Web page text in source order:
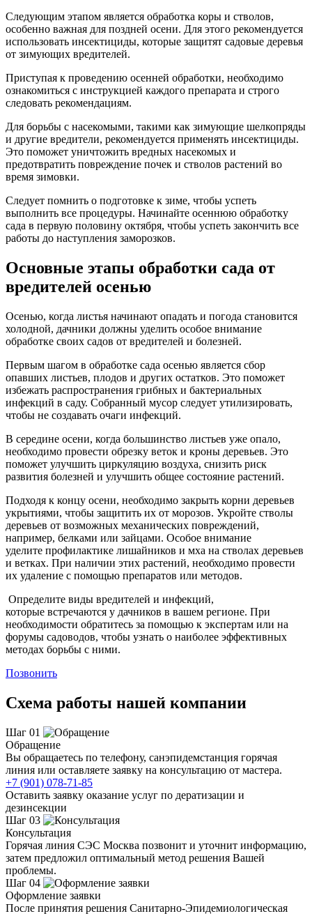
Следующим этапом является обработка коры и стволов,
особенно важная для поздней осени. Для этого рекомендуется
использовать инсектициды, которые защитят садовые деревья
от зимующих вредителей.
Приступая к проведению осенней обработки, необходимо
ознакомиться с инструкцией каждого препарата и строго
следовать рекомендациям.
Для борьбы с насекомыми, такими как зимующие шелкопряды
и другие вредители, рекомендуется применять инсектициды.
Это поможет уничтожить вредных насекомых и
предотвратить повреждение почек и стволов растений во
время зимовки.
Следует помнить о подготовке к зиме, чтобы успеть
выполнить все процедуры. Начинайте осеннюю обработку
сада в первую половину октября, чтобы успеть закончить все
работы до наступления заморозков.
Основные этапы обработки сада от
вредителей осенью
Осенью, когда листья начинают опадать и погода становится
холодной, дачники должны уделить особое внимание
обработке своих садов от вредителей и болезней.
Первым шагом в обработке сада осенью является сбор
опавших листьев, плодов и других остатков. Это поможет
избежать распространения грибных и бактериальных
инфекций в саду. Собранный мусор следует утилизировать,
чтобы не создавать очаги инфекций.
В середине осени, когда большинство листьев уже опало,
необходимо провести обрезку веток и кроны деревьев. Это
поможет улучшить циркуляцию воздуха, снизить риск
развития болезней и улучшить общее состояние растений.
Подходя к концу осени, необходимо закрыть корни деревьев
укрытиями, чтобы защитить их от морозов. Укройте стволы
деревьев от возможных механических повреждений,
например, белками или зайцами. Особое внимание
уделите профилактике лишайников и мха на стволах деревьев
и ветках. При наличии этих растений, необходимо провести
их удаление с помощью препаратов или методов.
Определите виды вредителей и инфекций,
которые встречаются у дачников в вашем регионе. При
необходимости обратитесь за помощью к экспертам или на
форумы садоводов, чтобы узнать о наиболее эффективных
методах борьбы с ними.
Позвонить
Схема работы нашей компании
Шаг 01
Обращение
Вы обращаетесь по телефону, санэпидемстанция горячая
линия или оставляете заявку на консультацию от мастера.
+7 (901) 078-71-85
Оставить заявку оказание услуг по дератизации и
дезинсекции
Шаг 03
Консультация
Горячая линия СЭС Москва позвонит и уточнит информацию,
затем предложил оптимальный метод решения Вашей
проблемы.
Шаг 04
Оформление заявки
После принятия решения Санитарно-Эпидемиологическая